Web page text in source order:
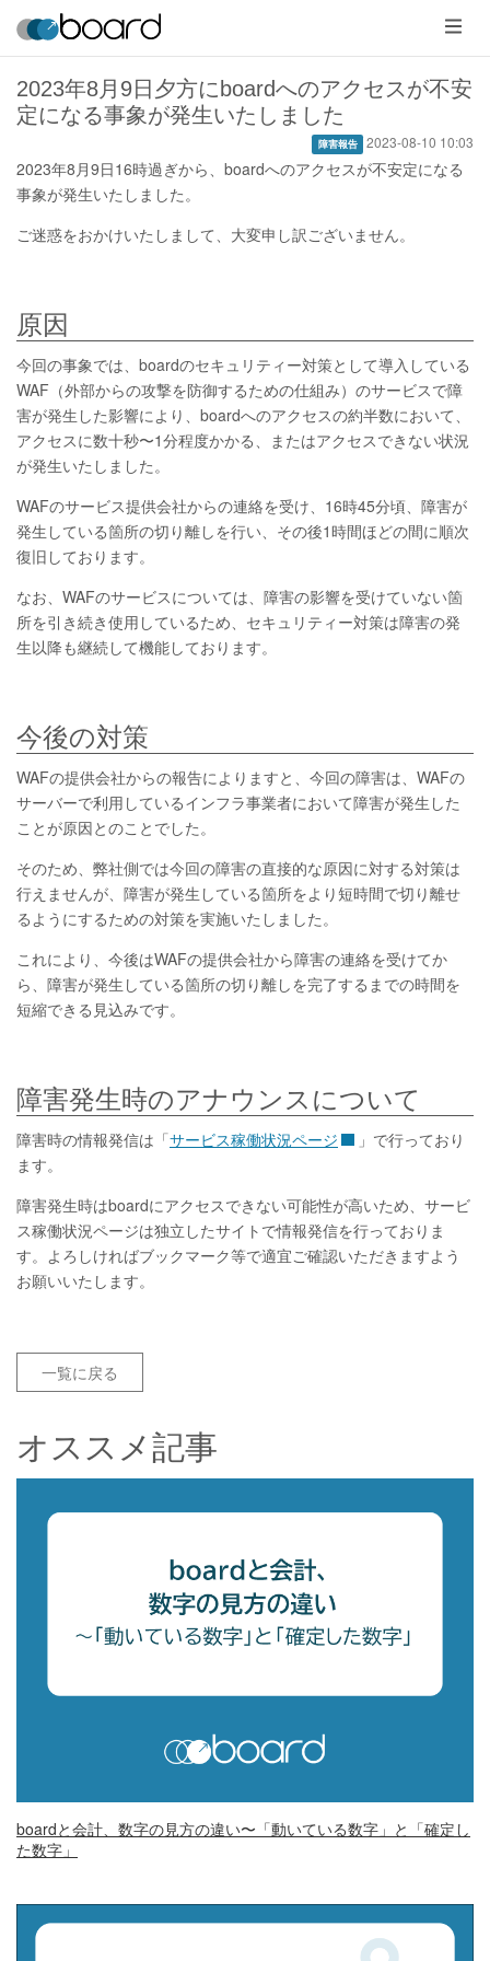
メ
ニ
ュ
ー
2023年8月9日夕方にboardへのアクセスが不安
定になる事象が発生いたしました
障害報告 2023-08-10 10:03
2023年8月9日16時過ぎから、boardへのアクセスが不安定になる
事象が発生いたしました。
ご迷惑をおかけいたしまして、大変申し訳ございません。
原因
今回の事象では、boardのセキュリティー対策として導入している
WAF（外部からの攻撃を防御するための仕組み）のサービスで障
害が発生した影響により、boardへのアクセスの約半数において、
アクセスに数十秒〜1分程度かかる、またはアクセスできない状況
が発生いたしました。
WAFのサービス提供会社からの連絡を受け、16時45分頃、障害が
発生している箇所の切り離しを行い、その後1時間ほどの間に順次
復旧しております。
なお、WAFのサービスについては、障害の影響を受けていない箇
所を引き続き使用しているため、セキュリティー対策は障害の発
生以降も継続して機能しております。
今後の対策
WAFの提供会社からの報告によりますと、今回の障害は、WAFの
サーバーで利用しているインフラ事業者において障害が発生した
ことが原因とのことでした。
そのため、弊社側では今回の障害の直接的な原因に対する対策は
行えませんが、障害が発生している箇所をより短時間で切り離せ
るようにするための対策を実施いたしました。
これにより、今後はWAFの提供会社から障害の連絡を受けてか
ら、障害が発生している箇所の切り離しを完了するまでの時間を
短縮できる見込みです。
障害発生時のアナウンスについて
障害時の情報発信は「サービス稼働状況ページ
」で行っており
ます。
障害発生時はboardにアクセスできない可能性が高いため、サービ
ス稼働状況ページは独立したサイトで情報発信を行っておりま
す。よろしければブックマーク等で適宜ご確認いただきますよう
お願いいたします。
一覧に戻る
オススメ記事
boardと会計、数字の見方の違い〜「動いている数字」と「確定し
た数字」